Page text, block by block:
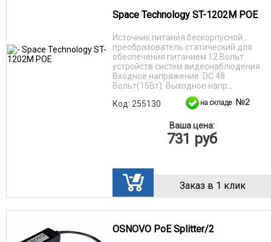
Space Technology ST-1202M POE
Источник питания бескорпусной ,
преобразователь статический для
обеспечения питанием 12 Вольт
устройств систем видеонаблюдения.
Входное напряжение: DC 48
Вольт(15Вт). Выходное напр...
Код: 255130
Ваша цена:
731 руб
Заказ в 1 клик
OSNOVO PoE Splitter/2